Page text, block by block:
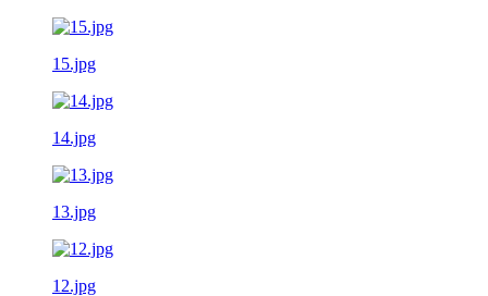
15.jpg
14.jpg
13.jpg
12.jpg